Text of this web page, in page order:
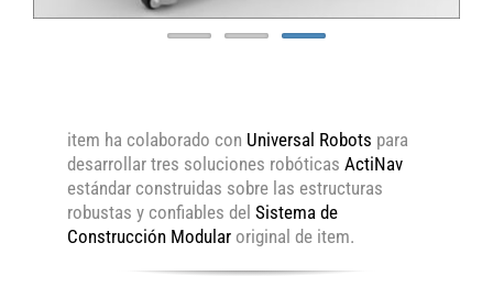
item ha colaborado con Universal Robots para
desarrollar tres soluciones robóticas ActiNav
estándar construidas sobre las estructuras
robustas y confiables del Sistema de
Construcción Modularoriginal de item.